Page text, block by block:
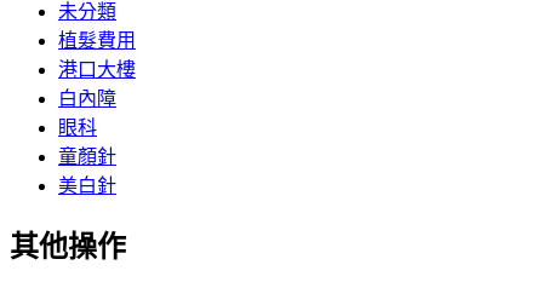
未分類
植髮費用
港口大樓
白內障
眼科
童顏針
美白針
其他操作